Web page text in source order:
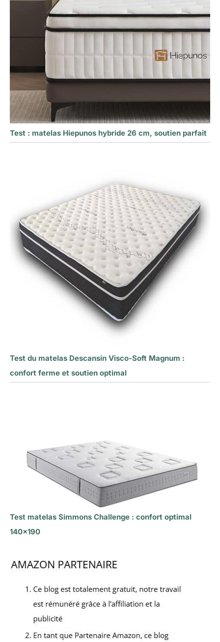
Test : matelas Hiepunos hybride 26 cm, soutien parfait
Test du matelas Descansin Visco-Soft Magnum :
confort ferme et soutien optimal
Test matelas Simmons Challenge : confort optimal
140×190